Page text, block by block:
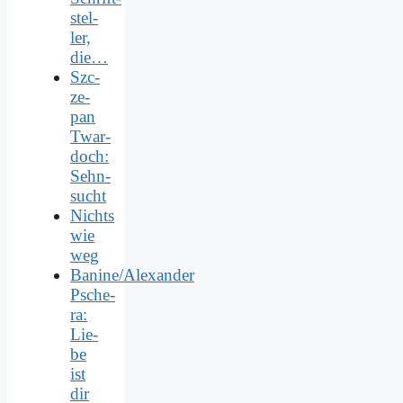
stel­
ler,
die…
Szc­
ze­
pan
Twar­
doch:
Sehn­
sucht
Nichts
wie
weg
Banine/Alexander
Psche­
ra:
Lie­
be
ist
dir